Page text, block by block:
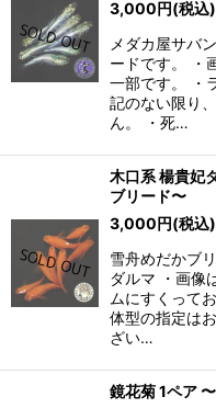
3,000円(税込)
メダカ屋サバ
ードです。 ・
一部です。 ・
記のない限り
ん。 ・死…
木口系 楊貴妃
ブリード〜
3,000円(税込)
雪舟めだかブ
ダルマ ・画像
ムにすくって
体型の指定は
ざい…
鏡花菊 1ペア